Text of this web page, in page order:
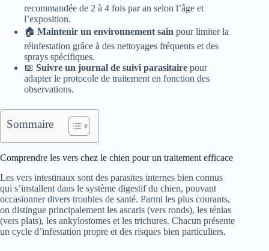
recommandée de 2 à 4 fois par an selon l’âge et
l’exposition.
🏠 Maintenir un environnement sain pour limiter la
réinfestation grâce à des nettoyages fréquents et des
sprays spécifiques.
📅 Suivre un journal de suivi parasitaire pour
adapter le protocole de traitement en fonction des
observations.
Sommaire
Comprendre les vers chez le chien pour un traitement efficace
Les vers intestinaux sont des parasites internes bien connus
qui s’installent dans le système digestif du chien, pouvant
occasionner divers troubles de santé. Parmi les plus courants,
on distingue principalement les ascaris (vers ronds), les ténias
(vers plats), les ankylostomes et les trichures. Chacun présente
un cycle d’infestation propre et des risques bien particuliers.